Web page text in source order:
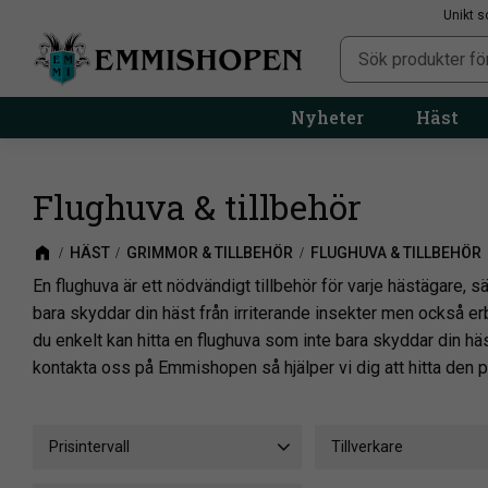
Unikt
Nyheter Häst
Flughuva & tillbehör
HÄST GRIMMOR & TILLBEHÖR FLUGHUVA & TILLBEHÖR
En flughuva är ett nödvändigt tillbehör för varje hästägare,
bara skyddar din häst från irriterande insekter men också
du enkelt kan hitta en flughuva som inte bara skyddar din
kontakta oss på Emmishopen så hjälper vi dig att hitta den
Prisintervall Tillverkare